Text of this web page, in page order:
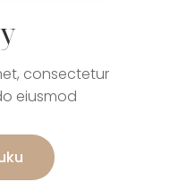
consectetur
eiusmod